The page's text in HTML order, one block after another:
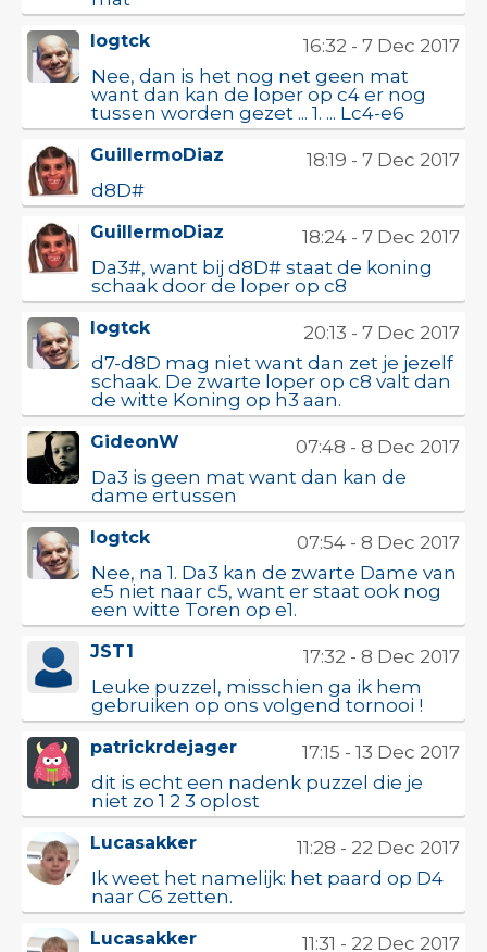
logtck
16:32 - 7 Dec 2017
Nee, dan is het nog net geen mat
want dan kan de loper op c4 er nog
tussen worden gezet ... 1. ... Lc4-e6
GuillermoDiaz
18:19 - 7 Dec 2017
d8D#
GuillermoDiaz
18:24 - 7 Dec 2017
Da3#, want bij d8D# staat de koning
schaak door de loper op c8
logtck
20:13 - 7 Dec 2017
d7-d8D mag niet want dan zet je jezelf
schaak. De zwarte loper op c8 valt dan
de witte Koning op h3 aan.
GideonW
07:48 - 8 Dec 2017
Da3 is geen mat want dan kan de
dame ertussen
logtck
07:54 - 8 Dec 2017
Nee, na 1. Da3 kan de zwarte Dame van
e5 niet naar c5, want er staat ook nog
een witte Toren op e1.
JST1
17:32 - 8 Dec 2017
Leuke puzzel, misschien ga ik hem
gebruiken op ons volgend tornooi !
patrickrdejager
17:15 - 13 Dec 2017
dit is echt een nadenk puzzel die je
niet zo 1 2 3 oplost
Lucasakker
11:28 - 22 Dec 2017
Ik weet het namelijk: het paard op D4
naar C6 zetten.
Lucasakker
11:31 - 22 Dec 2017